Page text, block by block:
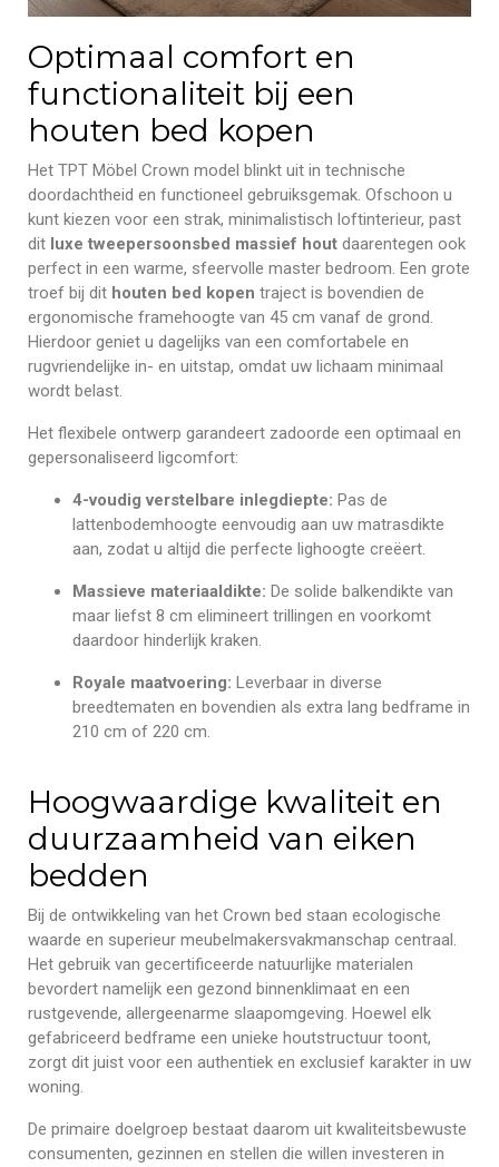
Optimaal comfort en
functionaliteit bij een
houten bed kopen
Het TPT Möbel Crown model blinkt uit in technische
doordachtheid en functioneel gebruiksgemak. Ofschoon u
kunt kiezen voor een strak, minimalistisch loftinterieur, past
dit luxe tweepersoonsbed massief hout daarentegen ook
perfect in een warme, sfeervolle master bedroom. Een grote
troef bij dit houten bed kopen traject is bovendien de
ergonomische framehoogte van 45 cm vanaf de grond.
Hierdoor geniet u dagelijks van een comfortabele en
rugvriendelijke in- en uitstap, omdat uw lichaam minimaal
wordt belast.
Het flexibele ontwerp garandeert zadoorde een optimaal en
gepersonaliseerd ligcomfort:
4-voudig verstelbare inlegdiepte: Pas de
lattenbodemhoogte eenvoudig aan uw matrasdikte
aan, zodat u altijd die perfecte lighoogte creëert.
Massieve materiaaldikte: De solide balkendikte van
maar liefst 8 cm elimineert trillingen en voorkomt
daardoor hinderlijk kraken.
Royale maatvoering: Leverbaar in diverse
breedtematen en bovendien als extra lang bedframe in
210 cm of 220 cm.
Hoogwaardige kwaliteit en
duurzaamheid van eiken
bedden
Bij de ontwikkeling van het Crown bed staan ecologische
waarde en superieur meubelmakersvakmanschap centraal.
Het gebruik van gecertificeerde natuurlijke materialen
bevordert namelijk een gezond binnenklimaat en een
rustgevende, allergeenarme slaapomgeving. Hoewel elk
gefabriceerd bedframe een unieke houtstructuur toont,
zorgt dit juist voor een authentiek en exclusief karakter in uw
woning.
De primaire doelgroep bestaat daarom uit kwaliteitsbewuste
consumenten, gezinnen en stellen die willen investeren in